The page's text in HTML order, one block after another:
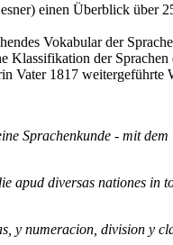
einen Überblick über
Vokabular der
der
Vater 1817 weitergeführte
Sprachenkunde - mit
apud diversas nationes in
y numeracion, division y